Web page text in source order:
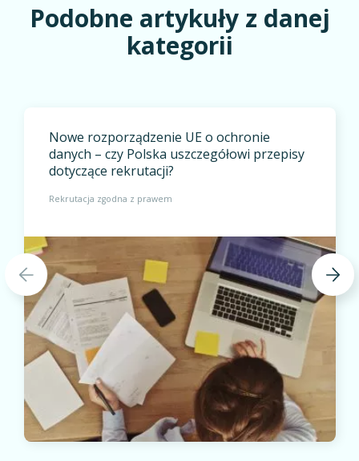
Podobne artykuły z danej
kategorii
Nowe rozporządzenie UE o ochronie
danych – czy Polska uszczegółowi przepisy
dotyczące rekrutacji?
Rekrutacja zgodna z prawem